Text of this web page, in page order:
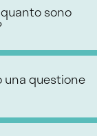
sono
una questione